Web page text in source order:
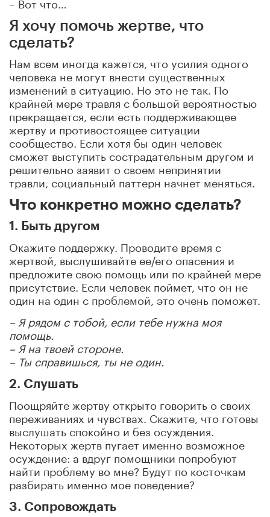
Я хочу помочь жертве, что
сделать?
Нам всем иногда кажется, что усилия одного
человека не могут внести существенных
изменений в ситуацию. Но это не так. По
крайней мере травля с большой вероятностью
прекращается, если есть поддерживающее
жертву и противостоящее ситуации
сообщество. Если хотя бы один человек
сможет выступить сострадательным другом и
решительно заявит о своем непринятии
травли, социальный паттерн начнет меняться.
Что конкретно можно сделать?
1. Быть другом
Окажите поддержку. Проводите время с
жертвой, выслушивайте ее/его опасения и
предложите свою помощь или по крайней мере
присутствие. Если человек поймет, что он не
один на один с проблемой, это очень поможет.
– Я рядом с тобой, если тебе нужна моя
помощь.
– Я на твоей стороне.
– Ты справишься, ты не один.
2. Слушать
Поощряйте жертву открыто говорить о своих
переживаниях и чувствах. Скажите, что готовы
выслушать спокойно и без осуждения.
Некоторых жертв пугает именно возможное
осуждение: а вдруг помощники попробуют
найти проблему во мне? Будут по косточкам
разбирать именно мое поведение?
3. Сопровождать